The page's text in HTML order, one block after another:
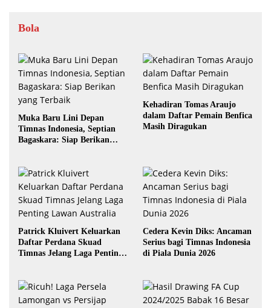
Bola
Muka Baru Lini Depan
Timnas Indonesia, Septian
Bagaskara: Siap Berikan
Kehadiran Tomas Araujo
dalam Daftar Pemain Benfica
Masih Diragukan
Patrick Kluivert Keluarkan
Daftar Perdana Skuad
Timnas Jelang Laga Penting
Cedera Kevin Diks: Ancaman
Serius bagi Timnas Indonesia
di Piala Dunia 2026